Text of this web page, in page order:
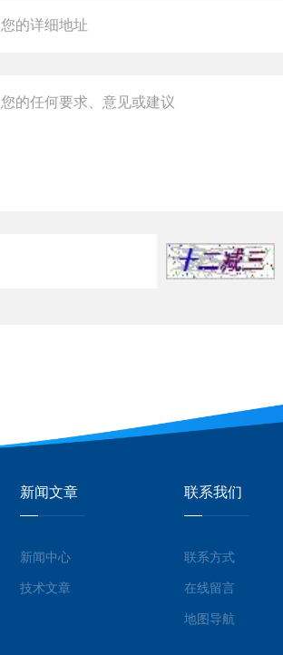
新闻文章
新闻中心
技术文章
联系我们
联系方式
在线留言
地图导航